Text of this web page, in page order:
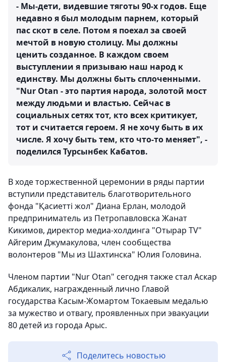
- Мы-дети, видевшие тяготы 90-х годов. Еще
недавно я был молодым парнем, который
пас скот в селе. Потом я поехал за своей
мечтой в новую столицу. Мы должны
ценить созданное. В каждом своем
выступлении я призываю наш народ к
единству. Мы должны быть сплоченными.
"Nur Otan - это партия народа, золотой мост
между людьми и властью. Сейчас в
социальных сетях тот, кто всех критикует,
тот и считается героем. Я не хочу быть в их
числе. Я хочу быть тем, кто что-то меняет", -
поделился Турсынбек Кабатов.
В ходе торжественной церемонии в ряды партии
вступили представитель благотворительного
фонда "Қасиетті жол" Диана Ерлан, молодой
предприниматель из Петропавловска Жанат
Кикимов, директор медиа-холдинга "Отырар TV"
Айгерим Джумакулова, член сообщества
волонтеров "Мы из Шахтинска" Юлия Головина.
Членом партии "Nur Otan" сегодня также стал Аскар
Абдикалик, награжденный лично Главой
государства Касым-Жомартом Токаевым медалью
за мужество и отвагу, проявленных при эвакуации
80 детей из города Арыс.
Поделитесь новостью